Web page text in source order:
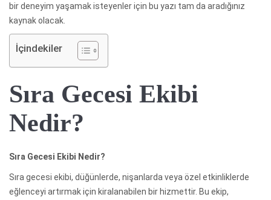
bir deneyim yaşamak isteyenler için bu yazı tam da aradığınız
kaynak olacak.
İçindekiler
Sıra Gecesi Ekibi
Nedir?
Sıra Gecesi Ekibi Nedir?
Sıra gecesi ekibi, düğünlerde, nişanlarda veya özel etkinliklerde
eğlenceyi artırmak için kiralanabilen bir hizmettir. Bu ekip,